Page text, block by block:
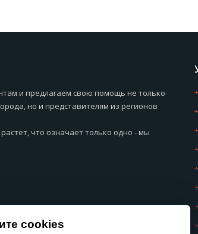
cookies
и предлагаем свою помощь не только
но и представителям из регионов
что означает только одно - мы